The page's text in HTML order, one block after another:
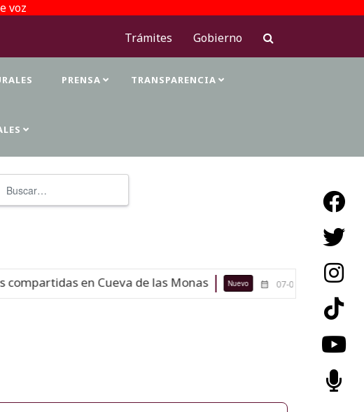
voz
Trámites
Gobierno
PRENSA TRANSPARENCIA
en Cueva de las Monas Nuevo 07-08-26 Maestras